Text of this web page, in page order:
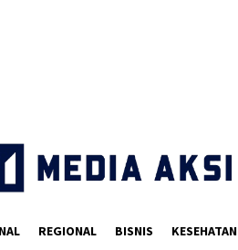
REGIONAL BISNIS KESEHATAN